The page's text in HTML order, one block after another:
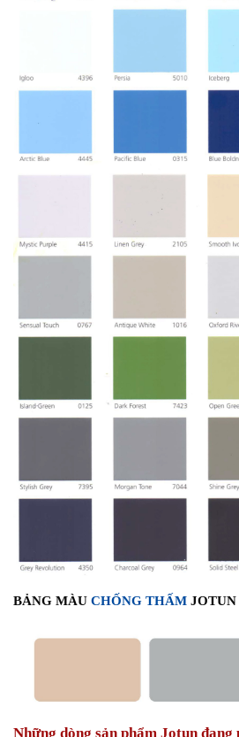
BẢNG MÀU CHỐNG THẤM JOTUN
Những dòng sản phẩm Jotun